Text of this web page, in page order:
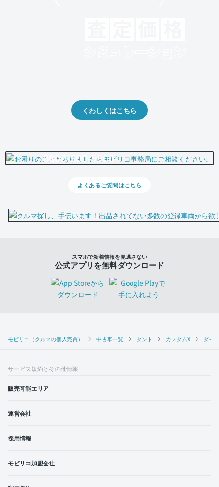
モビリコ（クルマの個人売買） 中古車一覧 タント カスタムX ダイ
くわしくはこちら
0800-500-5500
よくあるご質問はこちら
スマホで新着情報を見逃さない
公式アプリを無料ダウンロード
サービス規約とその他情報
販売可能エリア
運営会社
採用情報
モビリコ加盟会社